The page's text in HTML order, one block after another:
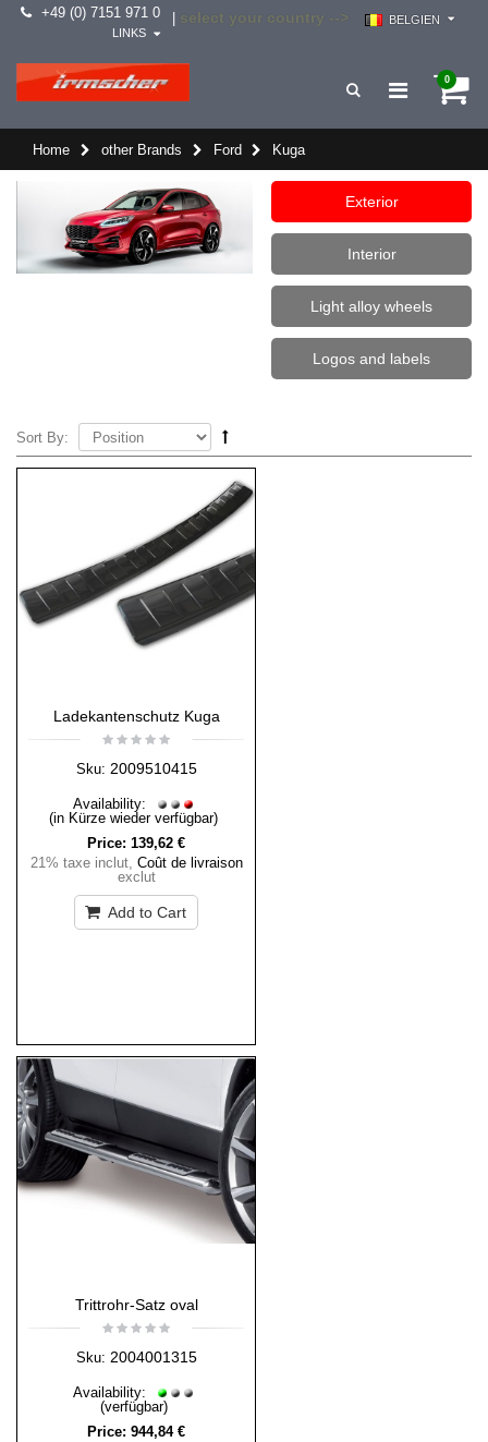
+49 (0) 7151 971 0 select your country -->
BELGIEN
LINKS
0
Home other Brands Ford Kuga
Exterior
Interior
Light alloy wheels
Logos and labels
Sort By:
Ladekantenschutz Kuga
Sku: 2009510415
Availability:
(in Kürze wieder verfügbar)
Price: 139,62 €
21% taxe inclut, Coût de livraison
exclut
Add to Cart
Trittrohr-Satz oval
Sku: 2004001315
Availability:
(verfügbar)
Price: 944,84 €